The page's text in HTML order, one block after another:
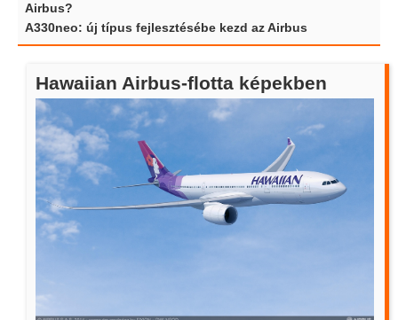
Airbus?
A330neo: új típus fejlesztésébe kezd az Airbus
Hawaiian Airbus-flotta képekben